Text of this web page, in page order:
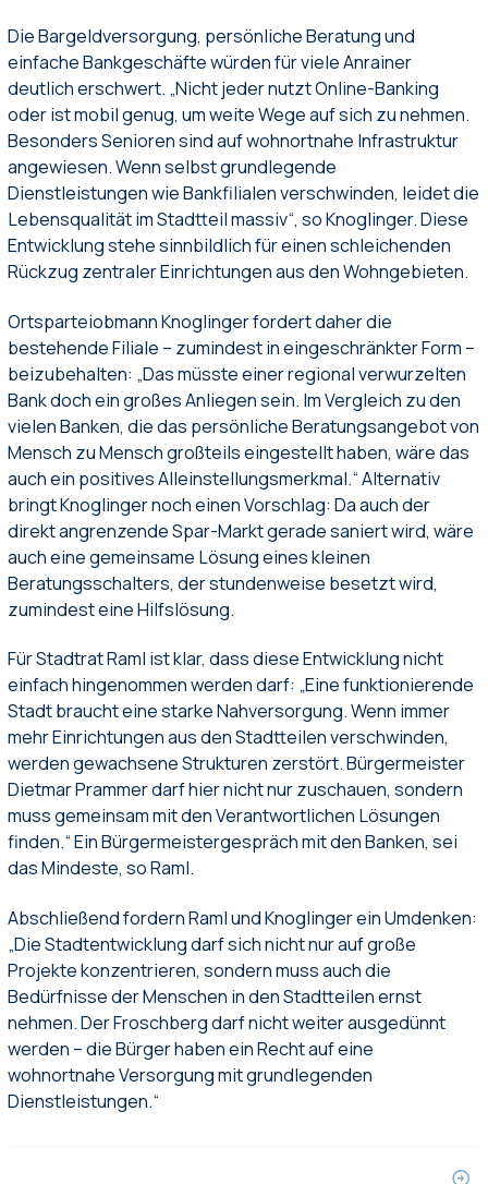
Die Bargeldversorgung, persönliche Beratung und
einfache Bankgeschäfte würden für viele Anrainer
deutlich erschwert. „Nicht jeder nutzt Online-Banking
oder ist mobil genug, um weite Wege auf sich zu nehmen.
Besonders Senioren sind auf wohnortnahe Infrastruktur
angewiesen. Wenn selbst grundlegende
Dienstleistungen wie Bankfilialen verschwinden, leidet die
Lebensqualität im Stadtteil massiv“, so Knoglinger. Diese
Entwicklung stehe sinnbildlich für einen schleichenden
Rückzug zentraler Einrichtungen aus den Wohngebieten.
Ortsparteiobmann Knoglinger fordert daher die
bestehende Filiale – zumindest in eingeschränkter Form –
beizubehalten: „Das müsste einer regional verwurzelten
Bank doch ein großes Anliegen sein. Im Vergleich zu den
vielen Banken, die das persönliche Beratungsangebot von
Mensch zu Mensch großteils eingestellt haben, wäre das
auch ein positives Alleinstellungsmerkmal.“ Alternativ
bringt Knoglinger noch einen Vorschlag: Da auch der
direkt angrenzende Spar-Markt gerade saniert wird, wäre
auch eine gemeinsame Lösung eines kleinen
Beratungsschalters, der stundenweise besetzt wird,
zumindest eine Hilfslösung.
Für Stadtrat Raml ist klar, dass diese Entwicklung nicht
einfach hingenommen werden darf: „Eine funktionierende
Stadt braucht eine starke Nahversorgung. Wenn immer
mehr Einrichtungen aus den Stadtteilen verschwinden,
werden gewachsene Strukturen zerstört. Bürgermeister
Dietmar Prammer darf hier nicht nur zuschauen, sondern
muss gemeinsam mit den Verantwortlichen Lösungen
finden.“ Ein Bürgermeistergespräch mit den Banken, sei
das Mindeste, so Raml.
Abschließend fordern Raml und Knoglinger ein Umdenken:
„Die Stadtentwicklung darf sich nicht nur auf große
Projekte konzentrieren, sondern muss auch die
Bedürfnisse der Menschen in den Stadtteilen ernst
nehmen. Der Froschberg darf nicht weiter ausgedünnt
werden – die Bürger haben ein Recht auf eine
wohnortnahe Versorgung mit grundlegenden
Dienstleistungen.“